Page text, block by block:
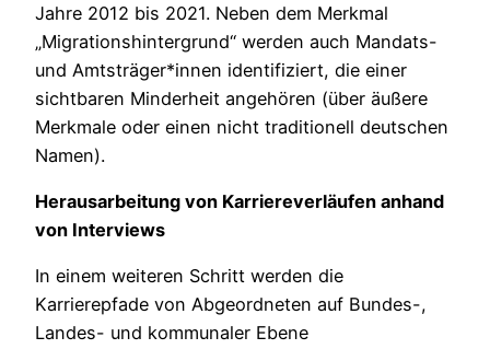
Jahre 2012 bis 2021. Neben dem Merkmal
„Migrationshintergrund“ werden auch Mandats-
und Amtsträger*innen identifiziert, die einer
sichtbaren Minderheit angehören (über äußere
Merkmale oder einen nicht traditionell deutschen
Namen).
Herausarbeitung von Karriereverläufen anhand
von Interviews
In einem weiteren Schritt werden die
Karrierepfade von Abgeordneten auf Bundes-,
Landes- und kommunaler Ebene